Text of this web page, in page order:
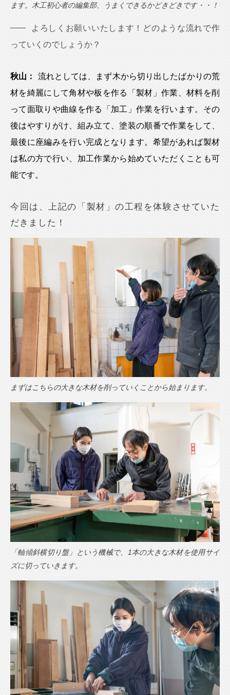
ます。木工初心者の編集部、うまくできるかどきどきです・・！
よろしくお願いいたします！どのような流れで作
っていくのでしょうか？
秋山：
流れとしては、まず木から切り出したばかりの荒
材を綺麗にして角材や板を作る「製材」作業、材料を削
って面取りや曲線を作る「加工」作業を行います。その
後はやすりがけ、組み立て、塗装の順番で作業をして、
最後に座編みを行い完成となります。希望があれば製材
は私の方で行い、加工作業から始めていただくことも可
能です。
今回は、上記の「製材」の工程を体験させていた
だきました！
まずはこちらの大きな木材を削っていくことから始まります。
「軸傾斜横切り盤」という機械で、1本の大きな木材を使用サイ
ズに切っていきます。